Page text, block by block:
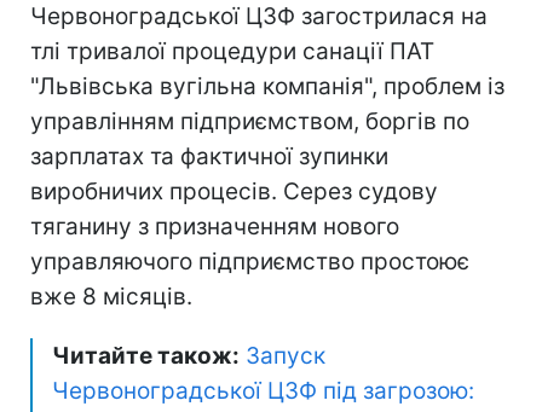
Червоноградської ЦЗФ загострилася на
тлі тривалої процедури санації ПАТ
"Львівська вугільна компанія", проблем із
управлінням підприємством, боргів по
зарплатах та фактичної зупинки
виробничих процесів. Серез судову
тяганину з призначенням нового
управляючого підприємство простоює
вже 8 місяців.
Читайте також: Запуск
Червоноградської ЦЗФ під загрозою: